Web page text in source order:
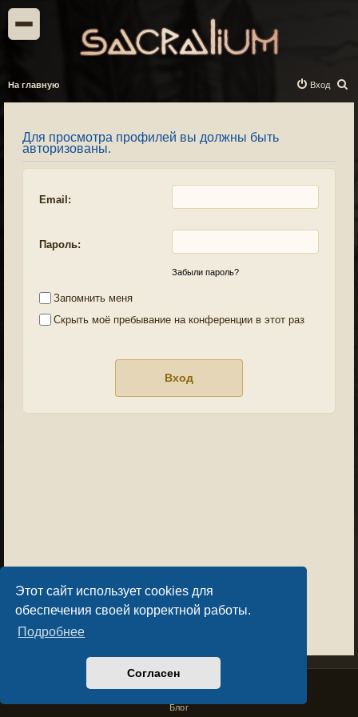
Этот сайт использует cookies для
обеспечения своей корректной работы.
Подробнее
Согласен
На главную
о
Вход
Для просмотра профилей вы должны быть
авторизованы.
Email:
Пароль:
Забыли пароль?
Запомнить меня
Скрыть моё пребывание на конференции в этот раз
Privacy PolicyLicense Agreement
Copyright © Sacralium Games 2023-
Блог